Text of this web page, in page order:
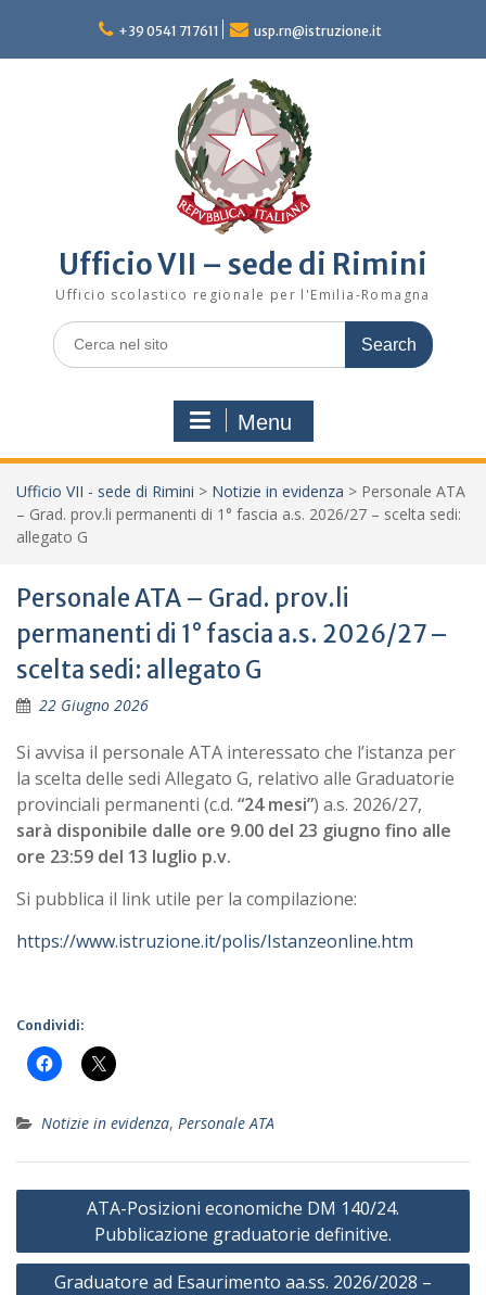
content
+39 0541 717611 usp.rn@istruzione.it
Ufficio VII – sede di Rimini
Ufficio scolastico regionale per l'Emilia-Romagna
Search
for:
Menu
Ufficio VII - sede di Rimini > Notizie in evidenza > Personale ATA
– Grad. prov.li permanenti di 1° fascia a.s. 2026/27 – scelta sedi:
allegato G
Personale ATA – Grad. prov.li
permanenti di 1° fascia a.s. 2026/27 –
scelta sedi: allegato G
22 Giugno 2026
Si avvisa il personale ATA interessato che l’istanza per
la scelta delle sedi Allegato G, relativo alle Graduatorie
provinciali permanenti (c.d. “24 mesi”) a.s. 2026/27,
sarà disponibile dalle ore 9.00 del 23 giugno fino alle
ore 23:59 del 13 luglio p.v.
Si pubblica il link utile per la compilazione:
https://www.istruzione.it/polis/Istanzeonline.htm
Condividi:
Notizie in evidenza, Personale ATA
Navigazione
ATA-Posizioni economiche DM 140/24.
Pubblicazione graduatorie definitive.
Graduatore ad Esaurimento aa.ss. 2026/2028 –